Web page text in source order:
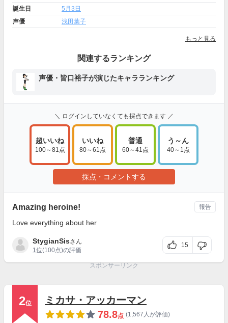
誕生日
5月3日
声優
浅田葉子
もっと見る
関連するランキング
声優・皆口裕子が演じたキャラランキング
＼ ログインしていなくても採点できます ／
超いいね
100～81点
いいね
80～61点
普通
60～41点
う～ん
40～1点
採点・コメントする
Amazing heroine!
Love everything about her
StygianSisさん
1位(100点)の評価
15
報告
スポンサーリンク
2位
ミカサ・アッカーマン
78.8点 (1,567人が評価)